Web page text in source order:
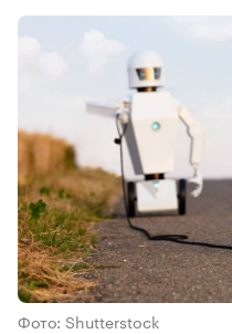
Фото: Shutterstock